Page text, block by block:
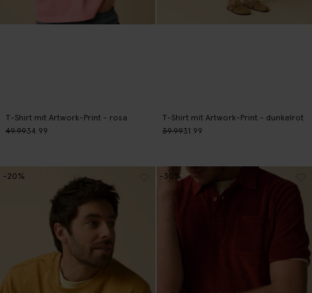
T-Shirt mit Artwork-Print - rosa
49.9934.99
T-Shirt mit Artwork-Print - dunkelrot
39.9931.99
-20% -30%